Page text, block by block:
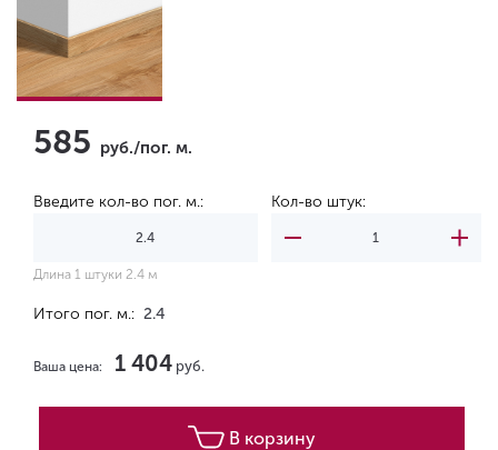
585 руб./пог. м.
Введите кол-во пог. м.: Кол-во штук:
Длина 1 штуки 2.4 м
Итого пог. м.: 2.4
Ваша цена: 1 404 руб.
В корзину